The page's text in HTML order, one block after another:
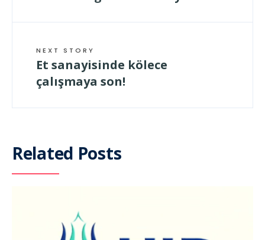
NEXT STORY
Et sanayisinde kölece
çalışmaya son!
Related Posts